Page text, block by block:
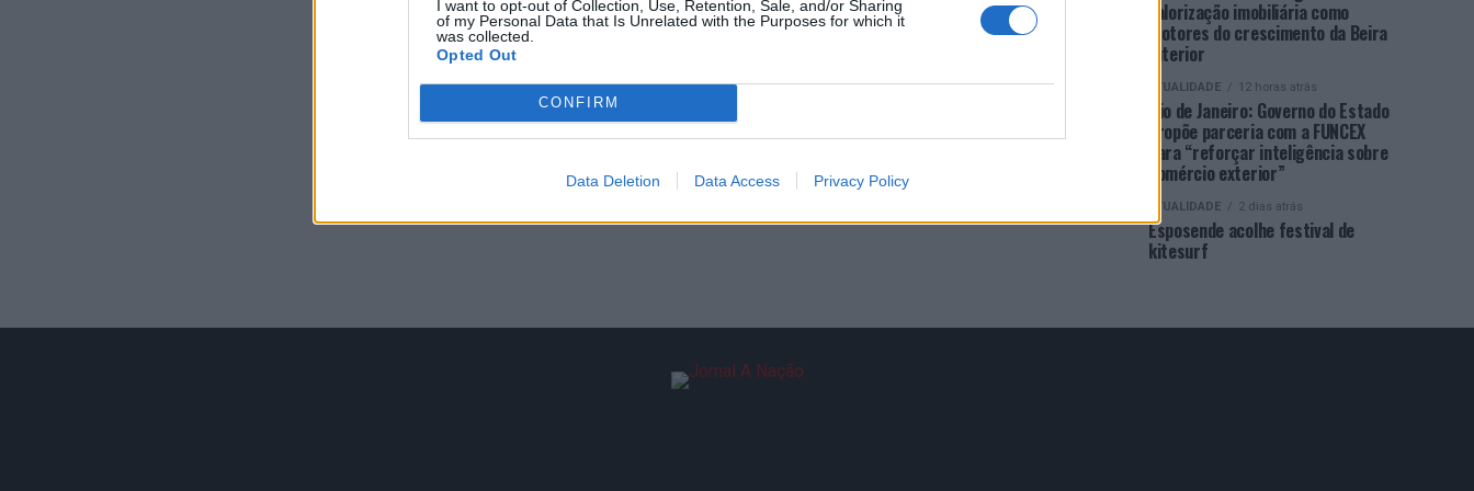
I want to opt-out of Collection, Use, Retention, Sale, and/or Sharing
of my Personal Data that Is Unrelated with the Purposes for which it
was collected.
Opted Out
CONFIRM
Data Deletion Data Access Privacy Policy
valorização imobiliária como
motores do crescimento da Beira
Interior
ATUALIDADE 12 horas atrás
Rio de Janeiro: Governo do Estado
propõe parceria com a FUNCEX
para “reforçar inteligência sobre
comércio exterior”
ATUALIDADE 2 dias atrás
Esposende acolhe festival de
kitesurf